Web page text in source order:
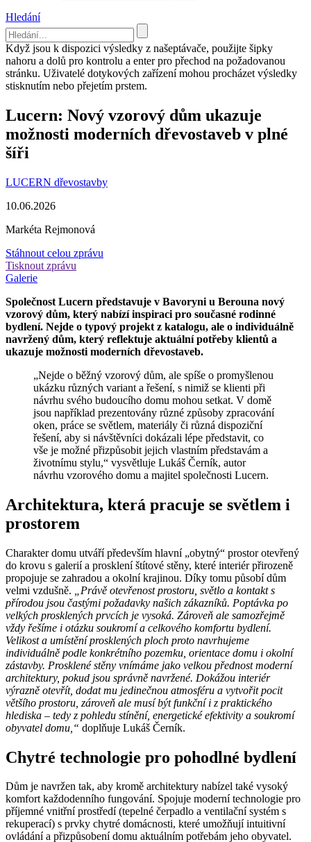
Hledání
Když jsou k dispozici výsledky z našeptávače, použijte šipky
nahoru a dolů pro kontrolu a enter pro přechod na požadovanou
stránku. Uživatelé dotykových zařízení mohou procházet výsledky
stisknutím nebo přejetím prstem.
Lucern: Nový vzorový dům ukazuje
možnosti moderních dřevostaveb v plné
šíři
LUCERN dřevostavby
10.06.2026
Markéta Rejmonová
Stáhnout celou zprávu
Tisknout zprávu
Galerie
Společnost Lucern představuje v Bavoryni u Berouna nový
vzorový dům, který nabízí inspiraci pro současné rodinné
bydlení. Nejde o typový projekt z katalogu, ale o individuálně
navržený dům, který reflektuje aktuální potřeby klientů a
ukazuje možnosti moderních dřevostaveb.
„Nejde o běžný vzorový dům, ale spíše o promyšlenou
ukázku různých variant a řešení, s nimiž se klienti při
návrhu svého budoucího domu mohou setkat. V domě
jsou například prezentovány různé způsoby zpracování
oken, práce se světlem, materiály či různá dispoziční
řešení, aby si návštěvníci dokázali lépe představit, co
vše je možné přizpůsobit jejich vlastním představám a
životnímu stylu,“ vysvětluje Lukáš Černík, autor
návrhu vzorového domu a majitel společnosti Lucern.
Architektura, která pracuje se světlem i
prostorem
Charakter domu utváří především hlavní „obytný“ prostor otevřený
do krovu s galerií a prosklení štítové stěny, které interiér přirozeně
propojuje se zahradou a okolní krajinou. Díky tomu působí dům
velmi vzdušně.
„Právě otevřenost prostoru, světlo a kontakt s
přírodou jsou častými požadavky našich zákazníků. Poptávka po
velkých prosklených prvcích je vysoká. Zároveň ale samozřejmě
vždy řešíme i otázku soukromí a celkového komfortu bydlení.
Velikost a umístění prosklených ploch proto navrhujeme
individuálně podle konkrétního pozemku, orientace domu i okolní
zástavby. Prosklené stěny vnímáme jako velkou přednost moderní
architektury, pokud jsou správně navržené. Dokážou interiér
výrazně otevřít, dodat mu jedinečnou atmosféru a vytvořit pocit
většího prostoru, zároveň ale musí být funkční i z praktického
hlediska – tedy z pohledu stínění, energetické efektivity a soukromí
obyvatel domu,“ doplňuje Lukáš Černík.
Chytré technologie pro pohodlné bydlení
Dům je navržen tak, aby kromě architektury nabízel také vysoký
komfort každodenního fungování. Spojuje moderní technologie pro
příjemné vnitřní prostředí (tepelné čerpadlo a ventilační systém s
rekuperací) s prvky chytré domácnosti, které umožňují intuitivní
ovládání a přizpůsobení domu aktuálním potřebám jeho obyvatel.